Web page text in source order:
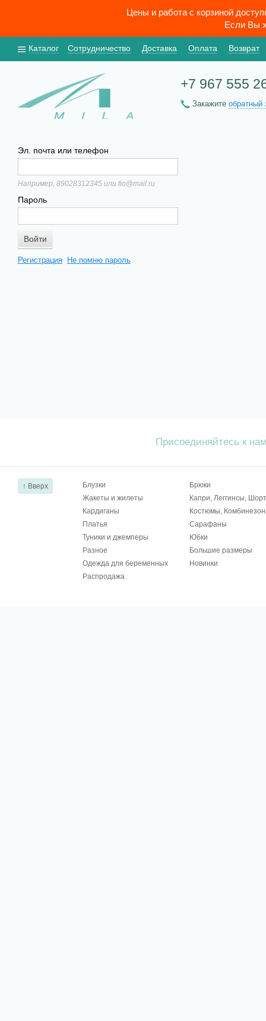
Цены и работа с корзиной
Если Вы
Каталог Сотрудничество Доставка Оплата Возврат
+7 967 555
Закажите обратный
Эл. почта или телефон
Например, 89028312345 или fio@mail.ru
Пароль
Регистрация Не помню пароль
Присоединяйтесь к
↑ Вверх Блузки
Брюки
Жакеты и жилеты
Капри, Леггинсы,
Кардиганы
Костюмы,
Платья
Сарафаны
Туники и джемперы
Юбки
Разное
Большие размеры
Одежда для беременных
Новинки
Распродажа